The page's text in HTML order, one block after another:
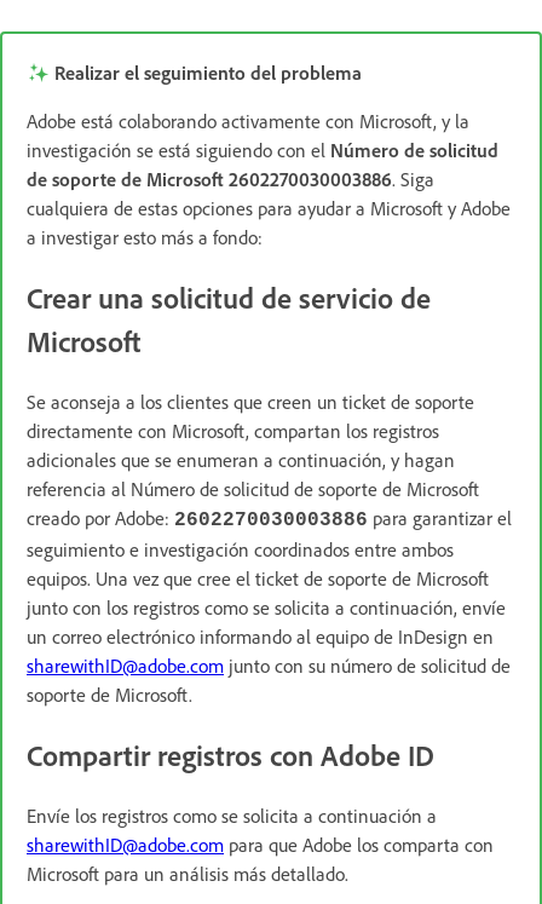
Realizar el seguimiento del problema
Adobe está colaborando activamente con Microsoft, y la
investigación se está siguiendo con el Número de solicitud
de soporte de Microsoft 2602270030003886. Siga
cualquiera de estas opciones para ayudar a Microsoft y Adobe
a investigar esto más a fondo:
Crear una solicitud de servicio de
Microsoft
Se aconseja a los clientes que creen un ticket de soporte
directamente con Microsoft, compartan los registros
adicionales que se enumeran a continuación, y hagan
referencia al Número de solicitud de soporte de Microsoft
creado por Adobe: 2602270030003886 para garantizar el
seguimiento e investigación coordinados entre ambos
equipos. Una vez que cree el ticket de soporte de Microsoft
junto con los registros como se solicita a continuación, envíe
un correo electrónico informando al equipo de InDesign en
sharewithID@adobe.com junto con su número de solicitud de
soporte de Microsoft.
Compartir registros con Adobe ID
Envíe los registros como se solicita a continuación a
sharewithID@adobe.com para que Adobe los comparta con
Microsoft para un análisis más detallado.